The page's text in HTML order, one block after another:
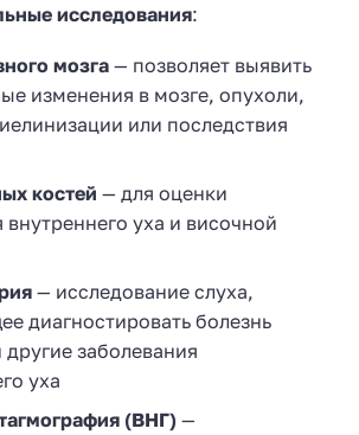
исследования:
мозга— позволяет выявить
изменения в мозге, опухоли,
или последствия
костей — для оценки
внутреннего уха и височной
— исследование слуха,
диагностировать болезнь
заболевания
уха
(ВНГ) —